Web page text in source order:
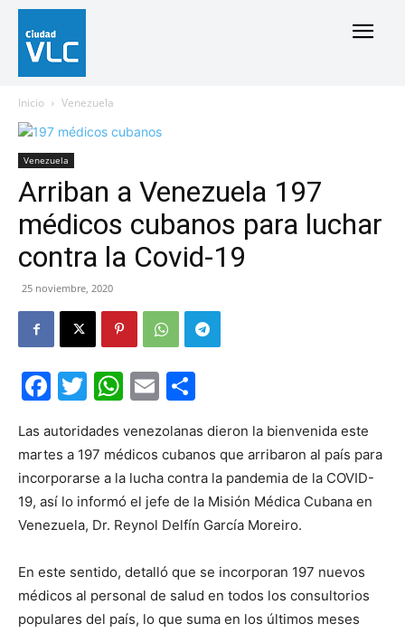
Inicio Venezuela
Venezuela
Arriban a Venezuela 197
médicos cubanos para luchar
contra la Covid-19
25 noviembre, 2020
Facebook
Twitter
WhatsApp
Email
Las autoridades venezolanas dieron la bienvenida este
martes a 197 médicos cubanos que arribaron al país para
incorporarse a la lucha contra la pandemia de la COVID-
19, así lo informó el jefe de la Misión Médica Cubana en
Venezuela, Dr. Reynol Delfín García Moreiro.
En este sentido, detalló que se incorporan 197 nuevos
médicos al personal de salud en todos los consultorios
populares del país, lo que suma en los últimos meses